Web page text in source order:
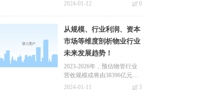
넶 0
2024-01-12
从规模、行业利润、资本
市场等维度剖析物业行业
未来发展趋势！
2023-2026年，预估物管行业
营收规模或将由38396亿元稳
步升至43373亿元，净增长约4
넶 3
2024-01-11